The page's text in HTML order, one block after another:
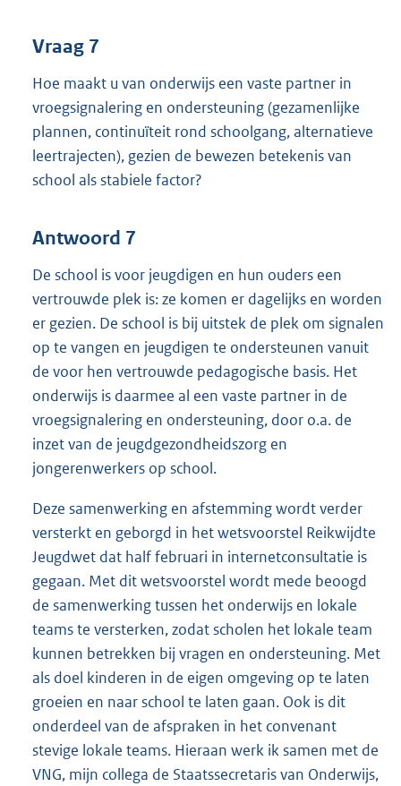
Vraag 7
Hoe maakt u van onderwijs een vaste partner in
vroegsignalering en ondersteuning (gezamenlijke
plannen, continuïteit rond schoolgang, alternatieve
leertrajecten), gezien de bewezen betekenis van
school als stabiele factor?
Antwoord 7
De school is voor jeugdigen en hun ouders een
vertrouwde plek is: ze komen er dagelijks en worden
er gezien. De school is bij uitstek de plek om signalen
op te vangen en jeugdigen te ondersteunen vanuit
de voor hen vertrouwde pedagogische basis. Het
onderwijs is daarmee al een vaste partner in de
vroegsignalering en ondersteuning, door o.a. de
inzet van de jeugdgezondheidszorg en
jongerenwerkers op school.
Deze samenwerking en afstemming wordt verder
versterkt en geborgd in het wetsvoorstel Reikwijdte
Jeugdwet dat half februari in internetconsultatie is
gegaan. Met dit wetsvoorstel wordt mede beoogd
de samenwerking tussen het onderwijs en lokale
teams te versterken, zodat scholen het lokale team
kunnen betrekken bij vragen en ondersteuning. Met
als doel kinderen in de eigen omgeving op te laten
groeien en naar school te laten gaan. Ook is dit
onderdeel van de afspraken in het convenant
stevige lokale teams. Hieraan werk ik samen met de
VNG, mijn collega de Staatssecretaris van Onderwijs,